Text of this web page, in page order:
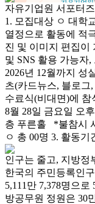
자유기업원 서포터
1. 모집대상 ㅇ 대학
열정으로 활동에 적
진 및 이미지 편집이
및 SNS 활용 가능자
2026년 12월까지 성
츠(카드뉴스, 블로그
수료식(비대면)에
8월 28일 금요일 오
층 푸른홀 *불참시
ㅇ 총 00명 3. 활동기
인구는 줄고, 지방정
한국의 주민등록인구
5,111만 7,378명으로
방공무원 정원은 30